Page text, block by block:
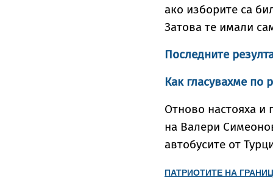
ако изборите са
Затова те имали
Последните
Как гласувахме по
Отново настояха и
на Валери
автобусите от
ПАТРИОТИТЕ НА